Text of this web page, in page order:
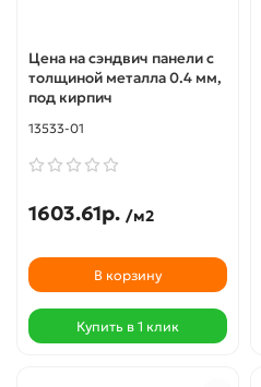
Цена на сэндвич панели с
толщиной металла 0.4 мм,
под кирпич
13533-01
1603.61р. /м2
В корзину
Купить в 1 клик